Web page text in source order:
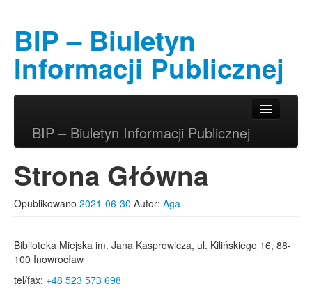
BIP – Biuletyn
Informacji Publicznej
BIP – Biuletyn Informacji Publicznej
Strona Główna
Opublikowano 2021-06-30 Autor: Aga
Biblioteka Miejska im. Jana Kasprowicza, ul. Kilińskiego 16, 88-
100 Inowrocław
tel/fax: +48 523 573 698